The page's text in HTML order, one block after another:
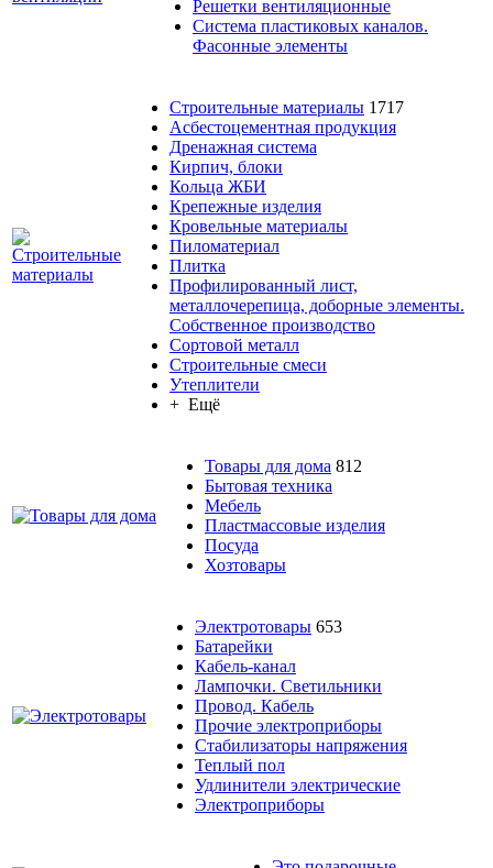
Решетки вентиляционные
Система пластиковых каналов.
Фасонные элементы
Строительные материалы 1717
Асбестоцементная продукция
Дренажная система
Кирпич, блоки
Кольца ЖБИ
Крепежные изделия
Кровельные материалы
Пиломатериал
Плитка
Профилированный лист,
металлочерепица, доборные элементы.
Собственное производство
Сортовой металл
Строительные смеси
Утеплители
+ Ещё
Товары для дома 812
Бытовая техника
Мебель
Пластмассовые изделия
Посуда
Хозтовары
Электротовары 653
Батарейки
Кабель-канал
Лампочки. Светильники
Провод. Кабель
Прочие электроприборы
Стабилизаторы напряжения
Теплый пол
Удлинители электрические
Электроприборы